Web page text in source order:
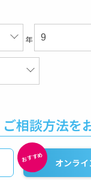
年
ご相談方法を
オンラ